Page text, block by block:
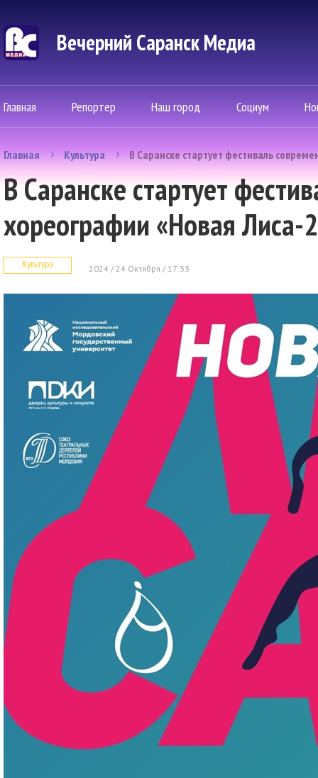
Вечерний Саранск Mедиа
Главная Репортер Наш город Социум
Главная Культура В Саранске стартует фестиваль
В Саранске стартует
хореографии «Новая Лиса-
Культура 2024 / 24 Октября / 17:33